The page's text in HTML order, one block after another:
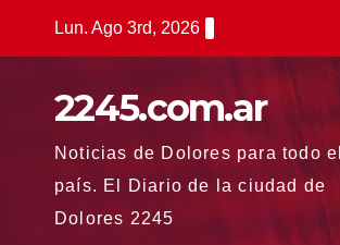
Lun. Ago 3rd, 2026
2245.com.ar
Noticias de Dolores para todo el
país. El Diario de la ciudad de
Dolores 2245